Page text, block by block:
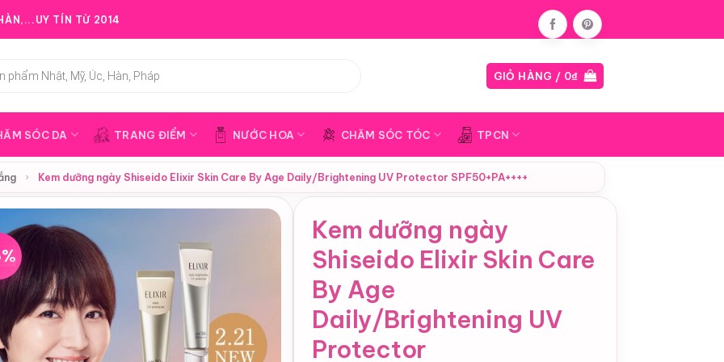
TÍN TỪ 2014
GIỎ HÀNG / 0₫
SÓC DA TRANG ĐIỂM NƯỚC HOA CHĂM SÓC TÓC TPCN
› Kem dưỡng ngày Shiseido Elixir Skin Care By Age Daily/Brightening UV Protector SPF50+PA++++
Kem dưỡng ngày
Shiseido Elixir Skin Care
By Age
Daily/Brightening UV
Protector